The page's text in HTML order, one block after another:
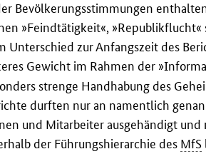
Bevölkerungsstimmungen
»Feindtätigkeit«,
Unterschied zur Anfangszeit des
Gewicht im Rahmen der
strenge Handhabung des
durften nur an namentlich
und Mitarbeiter ausgehändigt
der Führungshierarchie des MfS